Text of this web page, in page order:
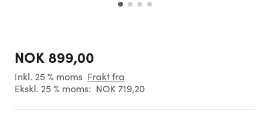
NOK 899,00
Inkl. 25 % moms Frakt fra
Ekskl. 25 % moms: NOK 719,20